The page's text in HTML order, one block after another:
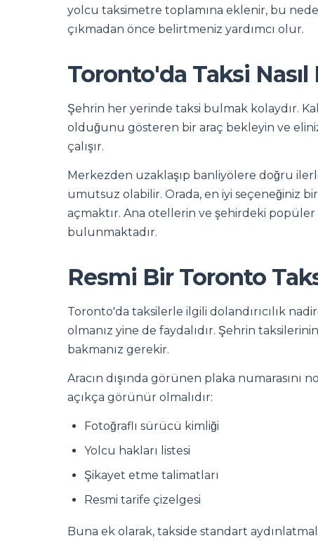
yolcu taksimetre toplamına eklenir, bu
çıkmadan önce belirtmeniz yardımcı olur.
Toronto'da Taksi Nasıl
Şehrin her yerinde taksi bulmak kolaydır.
olduğunu gösteren bir araç bekleyin ve
çalışır.
Merkezden uzaklaşıp banliyölere doğru
umutsuz olabilir. Orada, en iyi seçeneğiniz
açmaktır. Ana otellerin ve şehirdeki popüler
bulunmaktadır.
Resmi Bir Toronto
Toronto'da taksilerle ilgili dolandırıcılık
olmanız yine de faydalıdır. Şehrin
bakmanız gerekir.
Aracın dışında görünen plaka numarasını
açıkça görünür olmalıdır:
Fotoğraflı sürücü kimliği
Yolcu hakları listesi
Şikayet etme talimatları
Resmi tarife çizelgesi
Buna ek olarak, takside standart